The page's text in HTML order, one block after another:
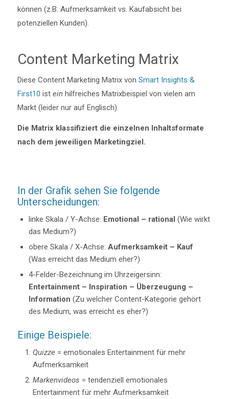
können (z.B. Aufmerksamkeit vs. Kaufabsicht bei
potenziellen Kunden).
Content Marketing Matrix
Diese Content Marketing Matrix von Smart Insights &
First10 ist einhilfreiches Matrixbeispiel von vielen am
Markt (leider nur auf Englisch).
Die Matrix klassifiziert die einzelnen Inhaltsformate
nach dem jeweiligen Marketingziel.
In der Grafik sehen Sie folgende
Unterscheidungen:
linke Skala / Y-Achse: Emotional – rational (Wie wirkt
das Medium?)
obere Skala / X-Achse: Aufmerksamkeit – Kauf
(Was erreicht das Medium eher?)
4-Felder-Bezeichnung im Uhrzeigersinn:
Entertainment – Inspiration – Überzeugung –
Information (Zu welcher Content-Kategorie gehört
des Medium, was erreicht es eher?)
Einige Beispiele:
Quizze = emotionales Entertainment für mehr
Aufmerksamkeit
Markenvideos = tendenziell emotionales
Entertainment für mehr Aufmerksamkeit